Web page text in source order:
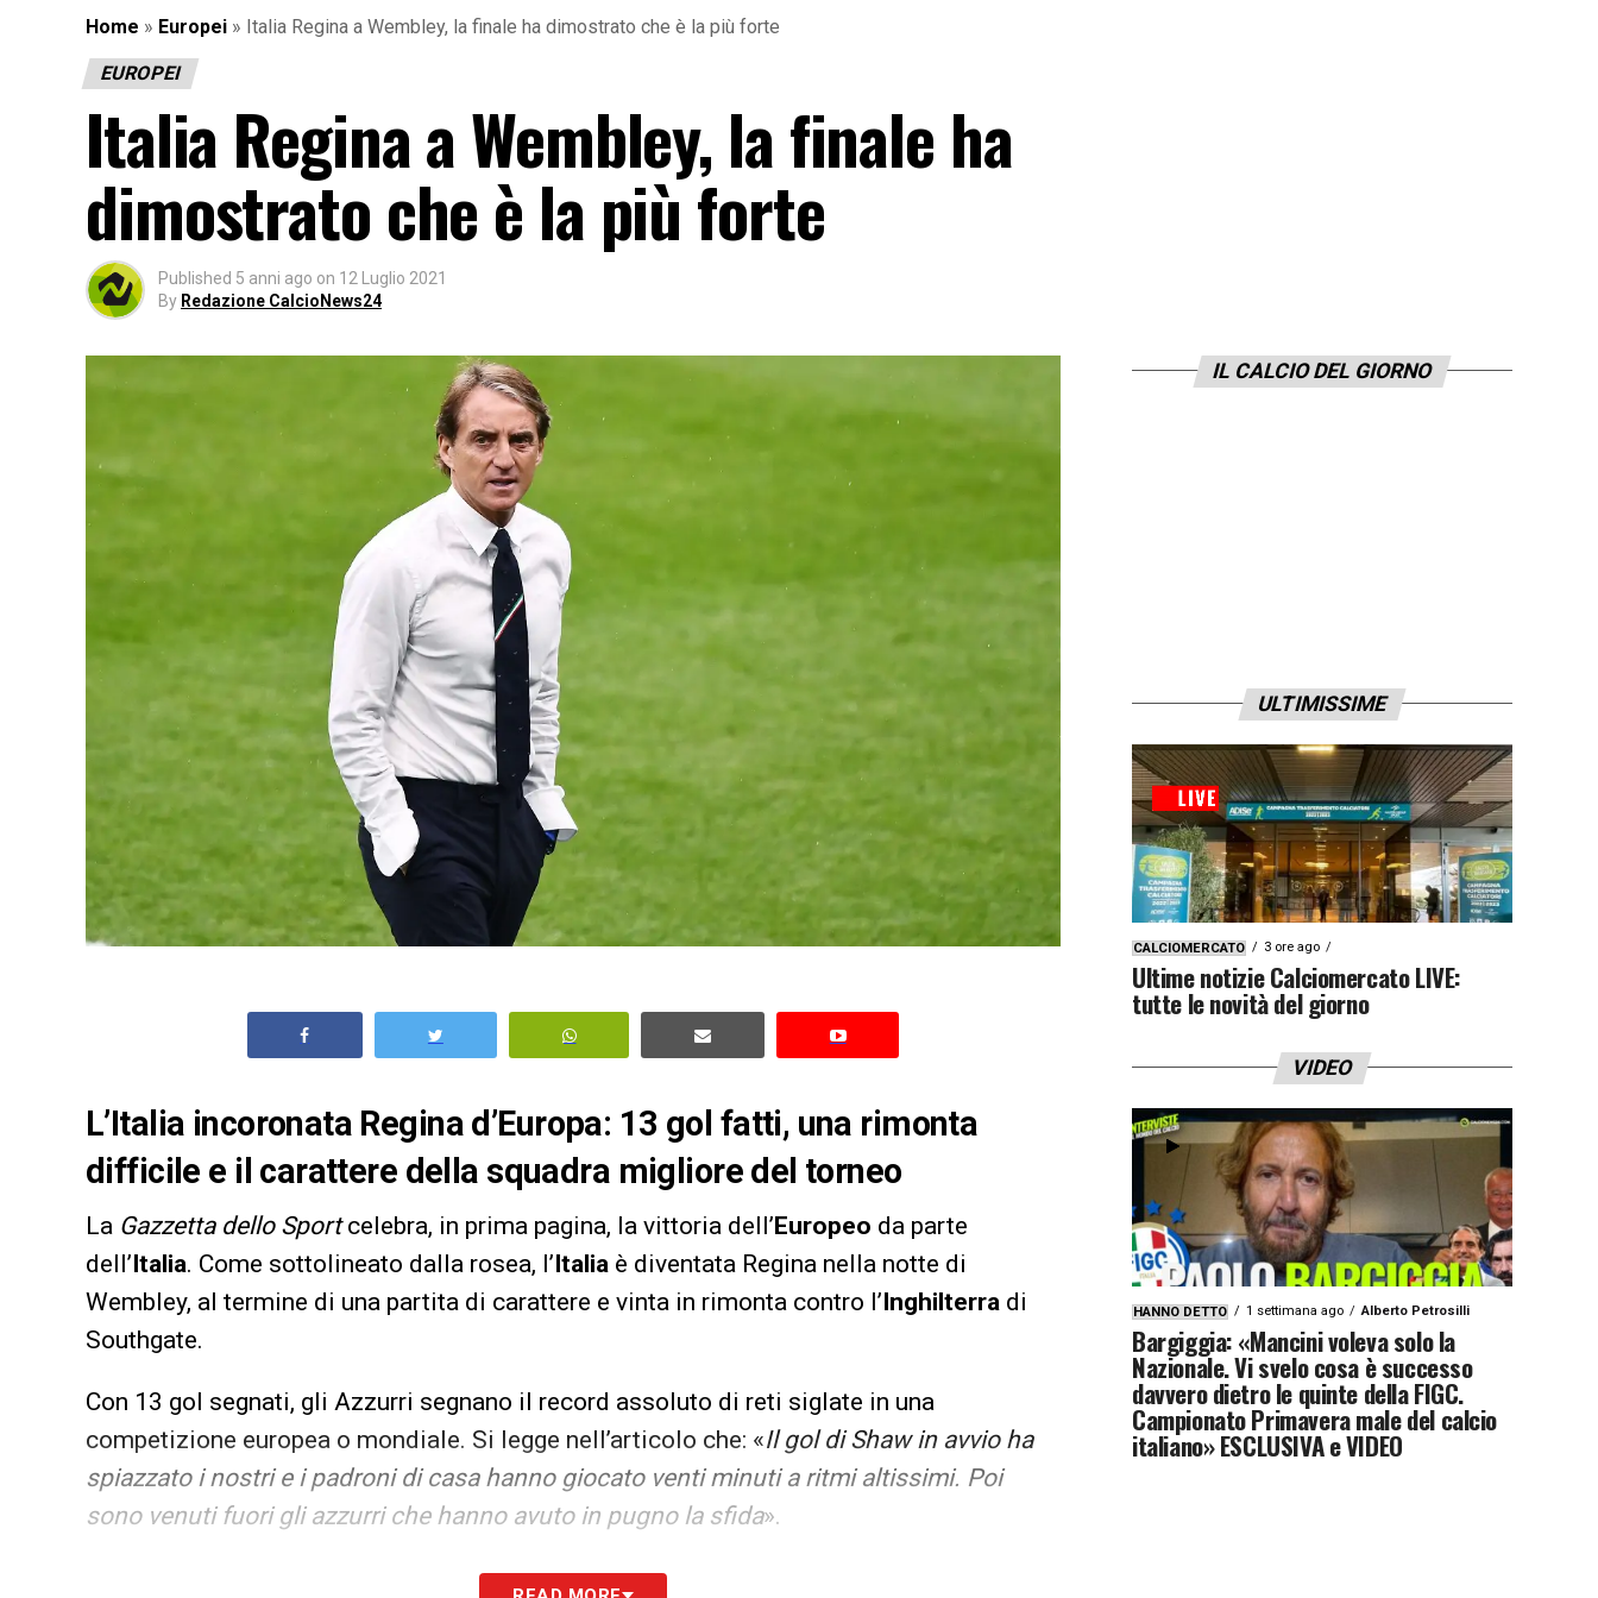
Home » Europei » Italia Regina a Wembley, la finale ha dimostrato che è la più forte
EUROPEI
Italia Regina a Wembley, la finale ha
dimostrato che è la più forte
Published 5 anni ago on 12 Luglio 2021
By Redazione CalcioNews24
L’Italia incoronata Regina d’Europa: 13 gol fatti, una rimonta
difficile e il carattere della squadra migliore del torneo
La Gazzetta dello Sportcelebra, in prima pagina, la vittoria dell’Europeo da parte
dell’Italia. Come sottolineato dalla rosea, l’Italia è diventata Regina nella notte di
Wembley, al termine di una partita di carattere e vinta in rimonta contro l’Inghilterra di
Southgate.
Con 13 gol segnati, gli Azzurri segnano il record assoluto di reti siglate in una
competizione europea o mondiale. Si legge nell’articolo che: «Il gol di Shaw in avvio ha
spiazzato i nostri e i padroni di casa hanno giocato venti minuti a ritmi altissimi. Poi
sono venuti fuori gli azzurri che hanno avuto in pugno la sfida».
LA PLAYLIST DELLE NOSTRE TOP NEWS
IL CALCIO DEL GIORNO
ULTIMISSIME
CALCIOMERCATO 3 ore ago
Ultime notizie Calciomercato LIVE:
tutte le novità del giorno
VIDEO
HANNO DETTO 1 settimana ago Alberto Petrosilli
Bargiggia: «Mancini voleva solo la
Nazionale. Vi svelo cosa è successo
davvero dietro le quinte della FIGC.
Campionato Primavera male del calcio
italiano» ESCLUSIVA e VIDEO